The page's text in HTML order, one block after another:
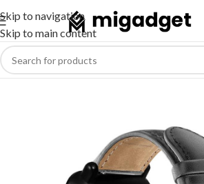
Skip to navigation
Skip to main content